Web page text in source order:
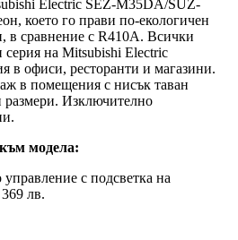
Electric SEZ-M35DA/SUZ-
което го прави по-екологичен
в сравнение с R410A. Всички
серия на Mitsubishi Electric
в офиси, ресторанти и магазини.
в помещения с нисък таван
размери. Изключително
модела:
с подсветка на
лв.